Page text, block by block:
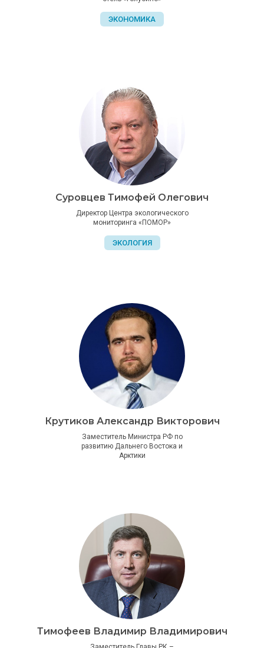
ЭКОНОМИКА
Суровцев Тимофей Олегович
Директор Центра экологического
мониторинга «ПОМОР»
ЭКОЛОГИЯ
Крутиков Александр Викторович
Заместитель Министра РФ по
развитию Дальнего Востока и
Арктики
Тимофеев Владимир Владимирович